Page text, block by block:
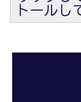
トールし